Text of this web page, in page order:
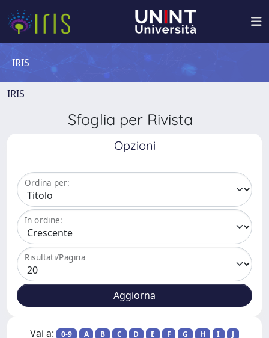
IRIS
IRIS
Sfoglia per Rivista
Opzioni
Ordina per:
In ordine:
Risultati/Pagina
Vai a: 0-9 A B C D E F G H I
J